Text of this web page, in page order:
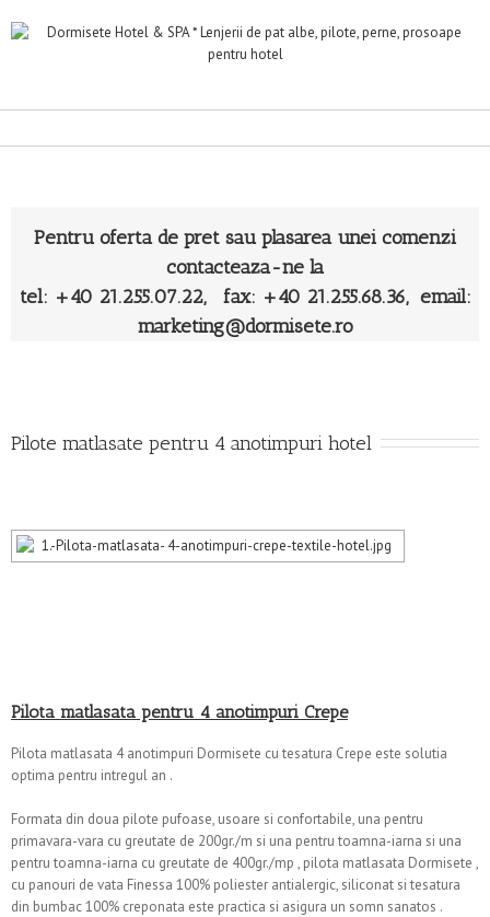
Pentru oferta de pret sau plasarea unei comenzi
contacteaza-ne la
tel: +40 21.255.07.22, fax: +40 21.255.68.36, email:
marketing@dormisete.ro
Pilote matlasate pentru 4 anotimpuri hotel
Pilota matlasata pentru 4 anotimpuri Crepe
Pilota matlasata 4 anotimpuri Dormisete cu tesatura Crepe este solutia
optima pentru intregul an .
Formata din doua pilote pufoase, usoare si confortabile, una pentru
primavara-vara cu greutate de 200gr./m si una pentru toamna-iarna si una
pentru toamna-iarna cu greutate de 400gr./mp , pilota matlasata Dormisete ,
cu panouri de vata Finessa 100% poliester antialergic, siliconat si tesatura
din bumbac 100% creponata este practica si asigura un somn sanatos .